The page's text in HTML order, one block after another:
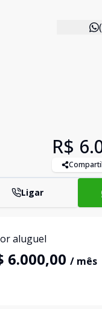
R$
Ligar
aluguel
6.000,00 / mês